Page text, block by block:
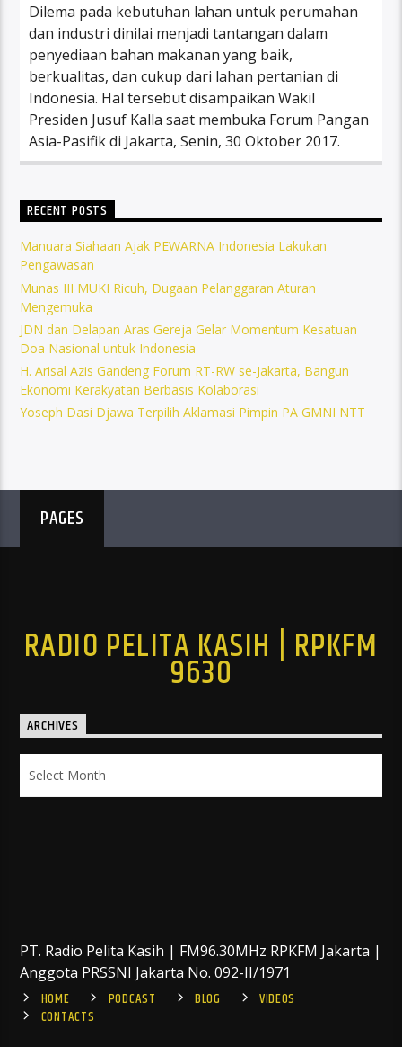
Dilema pada kebutuhan lahan untuk perumahan
dan industri dinilai menjadi tantangan dalam
penyediaan bahan makanan yang baik,
berkualitas, dan cukup dari lahan pertanian di
Indonesia. Hal tersebut disampaikan Wakil
Presiden Jusuf Kalla saat membuka Forum Pangan
Asia-Pasifik di Jakarta, Senin, 30 Oktober 2017.
RECENT POSTS
Manuara Siahaan Ajak PEWARNA Indonesia Lakukan
Pengawasan
Munas III MUKI Ricuh, Dugaan Pelanggaran Aturan
Mengemuka
JDN dan Delapan Aras Gereja Gelar Momentum Kesatuan
Doa Nasional untuk Indonesia
H. Arisal Azis Gandeng Forum RT-RW se-Jakarta, Bangun
Ekonomi Kerakyatan Berbasis Kolaborasi
Yoseph Dasi Djawa Terpilih Aklamasi Pimpin PA GMNI NTT
PAGES
RADIO PELITA KASIH | RPKFM
9630
ARCHIVES
PT. Radio Pelita Kasih | FM96.30MHz RPKFM Jakarta |
Anggota PRSSNI Jakarta No. 092-II/1971
HOME
PODCAST BLOG
VIDEOS
CONTACTS